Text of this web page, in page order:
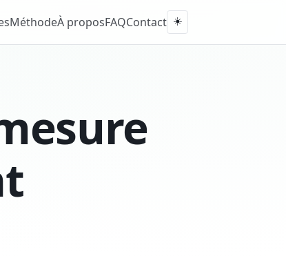
MéthodeÀ proposFAQContact ☀️